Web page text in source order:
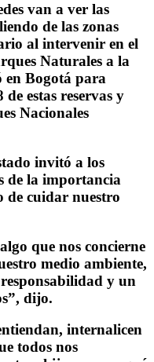
van a ver las
de las zonas
al intervenir en el
Naturales a la
en Bogotá para
estas reservas y
Nacionales
invitó a los
de la importancia
de cuidar nuestro
que nos concierne
medio ambiente,
y un
dijo.
internalicen
todos nos